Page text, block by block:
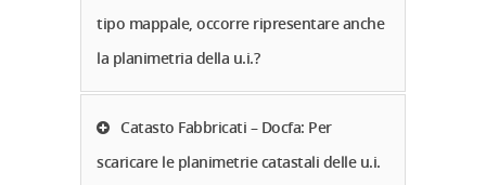
tipo mappale, occorre ripresentare anche
la planimetria della u.i.?
Catasto Fabbricati – Docfa: Per
scaricare le planimetrie catastali delle u.i.